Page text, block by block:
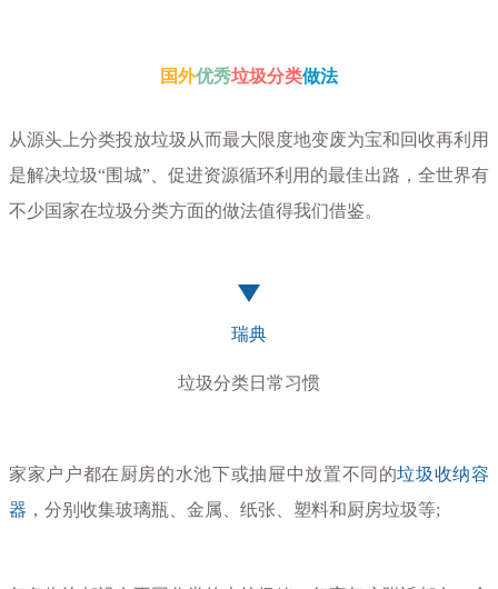
国外优秀垃圾分类做法
从源头上分类投放垃圾 从而最大限度地变废为宝和回收再利用
是解决垃圾“围城”、促进资源循环利用的最佳出路， 全世界有
不少国家在垃圾分类方面的做法值得我们借鉴。
瑞典
垃圾分类日常习惯
家家户户都在厨房的水池下或抽屉中放置不同的垃圾收纳容
器 ，分别收集玻璃瓶、金属、纸张、塑料和厨房垃圾等;